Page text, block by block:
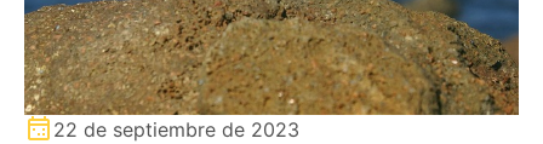
22 de septiembre de 2023